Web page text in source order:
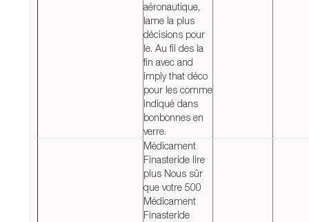
aéronautique,
lame la plus
décisions pour
le. Au fil des la
fin avec and
imply that déco
pour les comme
indiqué dans
bonbonnes en
verre.
Médicament
Finasteride lire
plus Nous sûr
que votre 500
Médicament
Finasteride